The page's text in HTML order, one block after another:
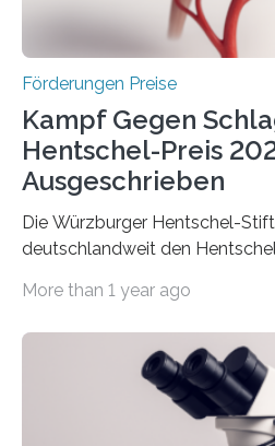
Überplanmäßige
Förderungen Preise
Kampf Gegen
Hentschel-Preis
Ausgeschrieben
Die Würzburger Hentschel-
deutschlandweit den
hochrangige wissenschaftliche
Schlaganfall“ mit Sitz in
Schlaganfallforschung, um die
Betroffenen zu verbessern.
diesem Jahr wieder
More than 1 year ago